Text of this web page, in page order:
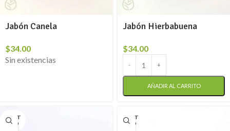
Jabón Canela
$34.00
Sin existencias
Jabón Hierbabuena
$34.00
AÑADIR AL CARRITO
AGOT
ADO
AGOT
ADO